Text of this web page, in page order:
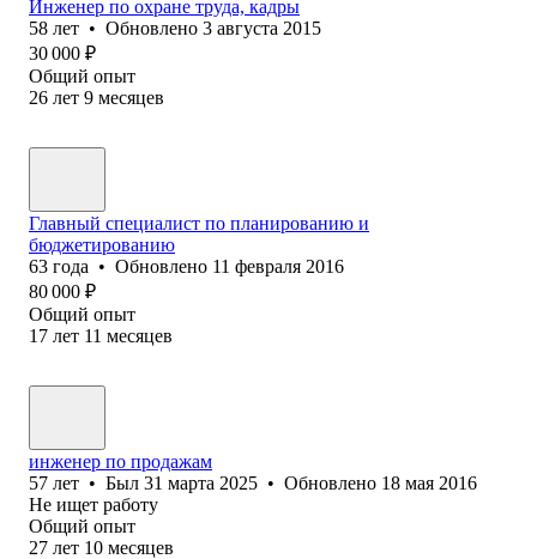
Инженер по охране труда, кадры
58 лет • Обновлено 3 августа 2015
30 000 ₽
Общий опыт
26 лет 9 месяцев
Главный специалист по планированию и
бюджетированию
63 года • Обновлено 11 февраля 2016
80 000 ₽
Общий опыт
17 лет 11 месяцев
инженер по продажам
57 лет • Был 31 марта 2025 • Обновлено 18 мая 2016
Не ищет работу
Общий опыт
27 лет 10 месяцев